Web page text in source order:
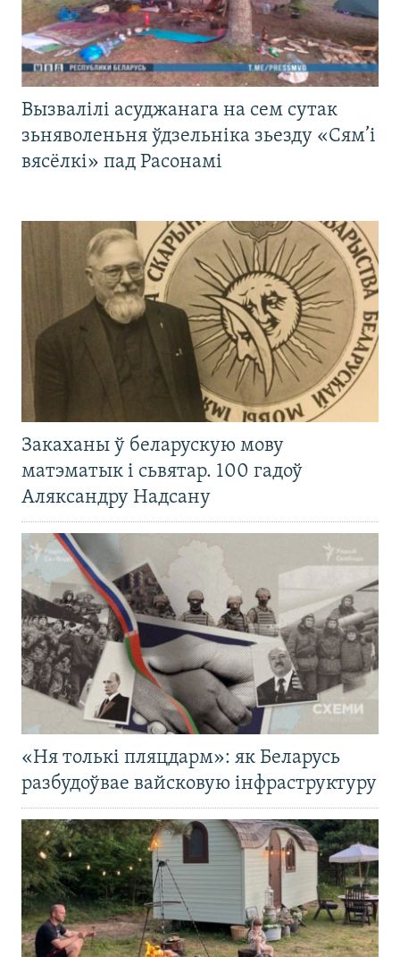
Вызвалілі асуджанага на сем сутак
зьняволеньня ўдзельніка зьезду «Сям’і
вясёлкі» пад Расонамі
Закаханы ў беларускую мову
матэматык і сьвятар. 100 гадоў
Аляксандру Надсану
«Ня толькі пляцдарм»: як Беларусь
разбудоўвае вайсковую інфраструктуру